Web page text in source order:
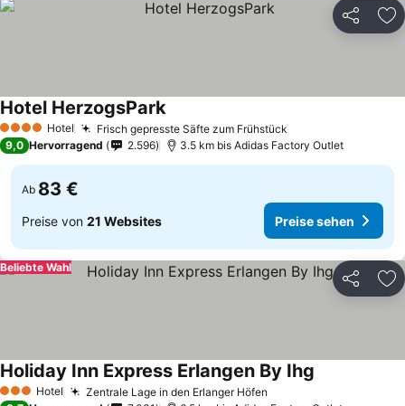
Teilen
4 Sterne Hotel Frisch gepresste Säfte zum Frühstück
Hotel HerzogsParkPreise sehen
9,0 Hervorragend 2.596 3.5 km bis Adidas Factory Outlet
Ab 83 €
Preise von 21 Websites Preise sehen
Teilen
Beliebte Wahl
3 SterneHotel Zentrale Lage in den Erlanger Höfen
Holiday Inn Express Erlangen By Ihg